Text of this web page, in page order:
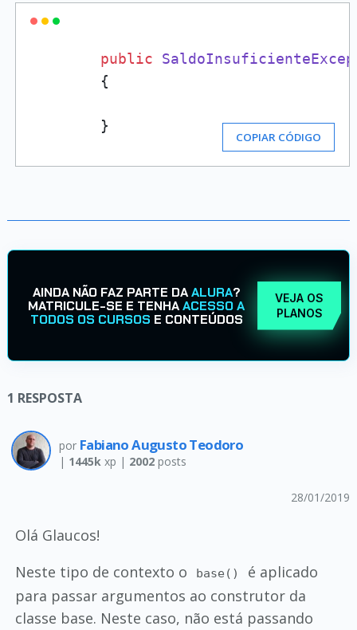
public
        {
        }
COPIAR CÓDIGO
AINDA NÃO FAZ PARTE DAALURA?
MATRICULE-SE E TENHAACESSO A
TODOS OS CURSOS E CONTEÚDOS
VEJA OS
PLANOS
1 RESPOSTA
por Fabiano Augusto Teodoro
| 1445kxp | 2002posts
28/01/2019
Olá Glaucos!
Neste tipo de contexto o
base()
é aplicado
para passar argumentos ao construtor da
classe base. Neste caso, não está passando